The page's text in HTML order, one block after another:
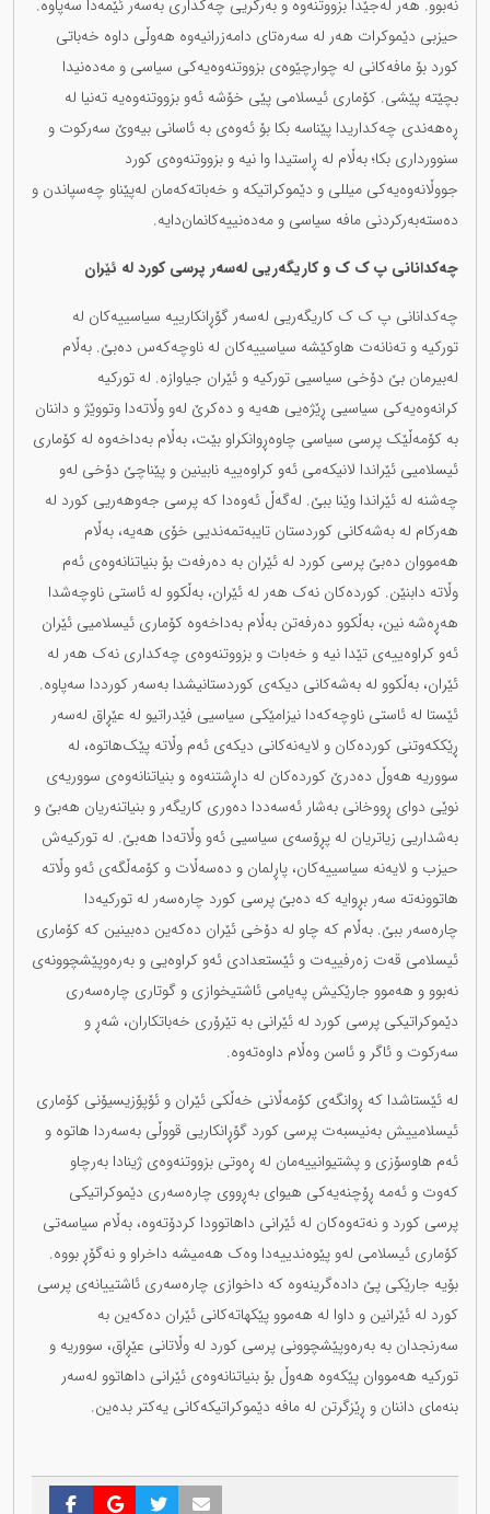
نەبوو. هەر لەجێدا بزووتنەوە و بەرگریی چەکداری بەسەر ئێمەدا سەپاوە.
حیزبی دێموکرات هەر لە سەرەتای دامەزرانیەوە هەوڵی داوە خەباتی
کورد بۆ مافەکانی لە چوارچێوەی بزووتنەوەیەکی سیاسی و مەدەنیدا
بچێتە پێشی. کۆماری ئیسلامی پێی خۆشە ئەو بزووتنەوەیە تەنیا لە
ڕەهەندی چەکداریدا پێناسە بکا بۆ ئەوەی بە ئاسانی بیەوێ سەرکوت و
سنوورداری بکا؛ بەڵام لە ڕاستیدا وا نیە و بزووتنەوەی کورد
جووڵانەوەیەکی میللی و دێموکراتیکە و خەباتەکەمان لەپێناو چەسپاندن و
دەستەبەرکردنی مافە سیاسی و مەدەنییەکانمان‌دایە.
چەکدانانی پ ک ک و کاریگەریی لەسەر پرسی کورد لە ئێران
چەکدانانی پ ک ک کاریگەریی لەسەر گۆڕانکارییە سیاسییەکان لە
تورکیە و تەنانەت هاوکێشە سیاسییەکان لە ناوچەکەس دەبێ. بەڵام
لەبیرمان بێ دۆخی سیاسیی تورکیە و ئێران جیاوازە. لە تورکیە
کرانەوەیەکی سیاسیی ڕێژەیی هەیە و دەکرێ لەو وڵاتەدا وتووێژ و داننان
بە کۆمەڵێک پرسی سیاسی چاوەڕوانکراو بێت، بەڵام بەداخەوە لە کۆماری
ئیسلامیی ئێراندا لانیکەمی ئەو کراوەییە نابینین و پێناچێ دۆخی لەو
چەشنە لە ئێراندا وێنا ببێ. لەگەڵ ئەوەدا کە پرسی جەوهەریی کورد لە
هەرکام لە بەشەکانی کوردستان تایبەتمەندیی خۆی هەیە، بەڵام
هەمووان دەبێ پرسی کورد لە ئێران بە دەرفەت بۆ بنیاتنانەوەی ئەم
وڵاتە دابنێن. کوردەکان نەک هەر لە ئێران، بەڵکوو لە ئاستی ناوچەشدا
هەڕەشە نین، بەڵکوو دەرفەتن بەڵام بەداخەوە کۆماری ئیسلامیی ئێران
ئەو کراوەییەی تێدا نیە و خەبات و بزووتنەوەی چەکداری نەک هەر لە
ئێران، بەڵکوو لە بەشەکانی دیکەی کوردستانیشدا بەسەر کورددا سەپاوە.
ئێستا لە ئاستی ناوچەکەدا نیزامێکی سیاسیی فێدراتیو لە عێڕاق لەسەر
ڕێککەوتنی کوردەکان و لایەنەکانی دیکەی ئەم وڵاتە پێک‌هاتوە، لە
سووریە هەوڵ دەدرێ کوردەکان لە داڕشتنەوە و بنیاتنانەوەی سووریەی
نوێی دوای ڕووخانی بەشار ئەسەددا دەوری کاریگەر و بنیاتنەریان هەبێ و
بەشداریی زیاتریان لە پڕۆسەی سیاسیی ئەو وڵاتەدا هەبێ. لە تورکیەش
حیزب و لایەنە سیاسییەکان، پاڕلمان و دەسەڵات و کۆمەڵگەی ئەو وڵاتە
هاتوونەتە سەر بڕوایە کە دەبێ پرسی کورد چارەسەر لە تورکیەدا
چارەسەر ببێ. بەڵام کە چاو لە دۆخی ئێران دەکەین دەبینین کە کۆماری
ئیسلامی قەت زەرفییەت و ئێستعدادی ئەو کراوەیی و بەرەوپێشچوونەی
نەبوو و هەموو جارێکیش پەیامی ئاشتیخوازی و گوتاری چارەسەری
دێموکراتیکی پرسی کورد لە ئێرانی بە تێرۆری خەباتکاران، شەڕ و
سەرکوت و ئاگر و ئاسن وەڵام داوەتەوە.
لە ئێستاشدا کە ڕوانگەی کۆمەڵانی خەڵکی ئێران و ئۆپۆزیسیۆنی کۆماری
ئیسلامییش بەنیسبەت پرسی کورد گۆڕانکاریی قووڵی بەسەردا هاتوە و
ئەم هاوسۆزی و پشتیوانییەمان لە ڕەوتی بزووتنەوەی ژینادا بەرچاو
کەوت و ئەمە ڕۆچنەیەکی هیوای بەڕووی چارەسەری دێموکراتیکی
پرسی کورد و نەتەوەکان لە ئێرانی داهاتوودا کردۆتەوە، بەڵام سیاسەتی
کۆماری ئیسلامی لەو پێوەندییەدا وەک هەمیشە داخراو و نەگۆڕ بووە.
بۆیە جارێکی پێ دادەگرینەوە کە داخوازی چارەسەری ئاشتییانەی پرسی
کورد لە ئێرانین و داوا لە هەموو پێکهاتەکانی ئێران دەکەین بە
سەرنجدان بە بەرەوپێشچوونی پرسی کورد لە وڵاتانی عێڕاق، سووریە و
تورکیە هەمووان پێکەوە هەوڵ بۆ بنیاتنانەوەی ئێرانی داهاتوو لەسەر
بنەمای داننان و ڕێزگرتن لە مافە دێموکراتیکەکانی یەکتر بدەین.